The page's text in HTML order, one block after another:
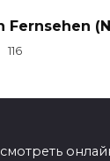
Fernsehen
116